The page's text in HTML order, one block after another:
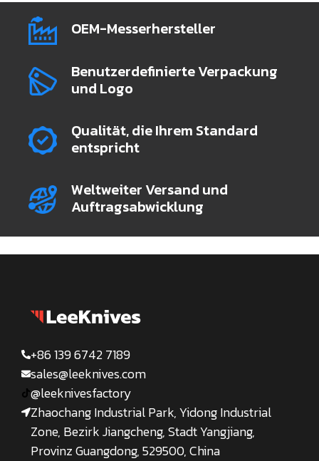
OEM-Messerhersteller
Benutzerdefinierte Verpackung
und Logo
Qualität, die Ihrem Standard
entspricht
Weltweiter Versand und
Auftragsabwicklung
+86 139 6742 7189
sales@leeknives.com
@leeknivesfactory
Zhaochang Industrial Park, Yidong Industrial
Zone, Bezirk Jiangcheng, Stadt Yangjiang,
Provinz Guangdong, 529500, China